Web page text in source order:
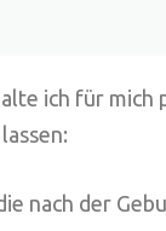
ich für mich
nach der